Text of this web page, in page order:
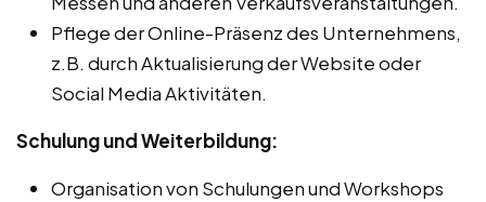
Pflege der Online-Präsenz des Unternehmens,
z.B. durch Aktualisierung der Website oder
Social Media Aktivitäten.
Schulung und Weiterbildung:
Organisation von Schulungen und Workshops